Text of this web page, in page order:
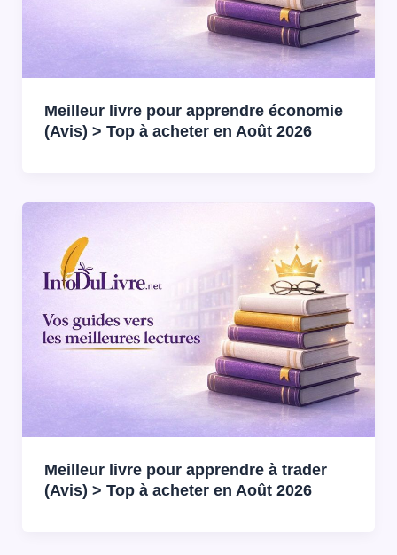
Meilleur livre pour apprendre économie
(Avis) > Top à acheter en Août 2026
Meilleur livre pour apprendre à trader
(Avis) > Top à acheter en Août 2026